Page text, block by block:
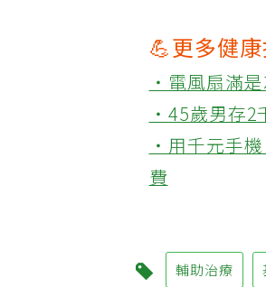
💪更多健
‧電風扇滿是
‧45歲男存2
‧用千元手機
費